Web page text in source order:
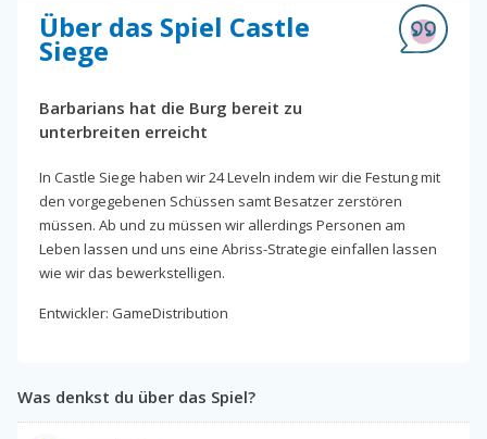
Über das Spiel Castle
Siege
Barbarians hat die Burg bereit zu
unterbreiten erreicht
In Castle Siege haben wir 24 Leveln indem wir die Festung mit
den vorgegebenen Schüssen samt Besatzer zerstören
müssen. Ab und zu müssen wir allerdings Personen am
Leben lassen und uns eine Abriss-Strategie einfallen lassen
wie wir das bewerkstelligen.
Entwickler: GameDistribution
Was denkst du über das Spiel?